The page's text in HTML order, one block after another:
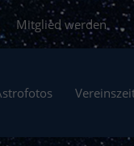
Mitglied werden